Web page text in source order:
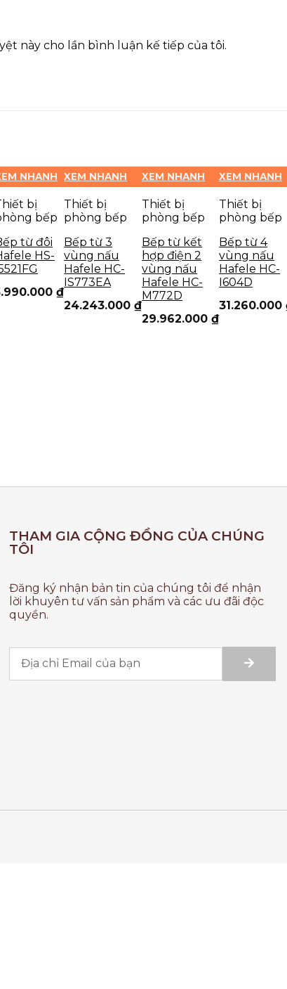
này cho lần bình luận kế tiếp của tôi.
NHANH
bị
bếp
từ đôi
HS-
₫
XEM NHANH
Thiết bị
phòng bếp
Bếp từ 3
vùng nấu
Hafele HC-
IS773EA
24.243.000₫
XEM NHANH
Thiết bị
phòng bếp
Bếp từ kết
hợp điện 2
vùng nấu
Hafele HC-
M772D
29.962.000₫
XEM NHANH
Thiết bị
phòng bếp
Bếp từ 4
vùng nấu
Hafele HC-
I604D
31.260.000
THAM GIA CỘNG ĐỒNG CỦA CHÚNG
TÔI
Đăng ký nhận bản tin của chúng tôi để nhận
lời khuyên tư vấn sản phẩm và các ưu đãi độc
quyền.